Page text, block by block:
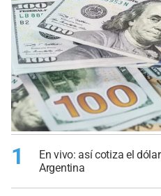
1
En vivo: así cotiza el
Argentina